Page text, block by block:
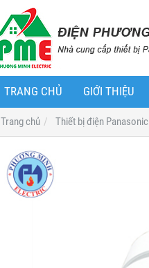
TRANG CHỦ GIỚI THIỆU
Trang chủ Thiết bị điện Panasonic